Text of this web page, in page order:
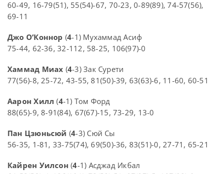
60-49, 16-79(51), 55(54)-67, 70-23, 0-89(89), 74-57(56),
69-11
Джо О’Коннор (4-1) Мухаммад Асиф
75-44, 62-36, 32-112, 58-25, 106(97)-0
Хаммад Миах (4-3) Зак Сурети
77(56)-8, 25-72, 43-55, 81(50)-39, 63(63)-6, 11-60, 60-51
Аарон Хилл (4-1) Том Форд
88(65)-9, 8-91(84), 67(67)-15, 73-29, 13-0
Пан Цзюньсюй (4-3) Сюй Сы
56-35, 1-81, 33-75(74), 69(50)-36, 83(51)-0, 27-71, 65-21
Кайрен Уилсон (4-1) Асджад Икбал